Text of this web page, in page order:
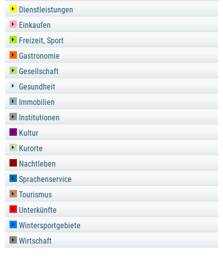
Dienstleistungen
Einkaufen
Freizeit, Sport
Gastronomie
Gesellschaft
Gesundheit
Immobilien
Institutionen
Kultur
Kurorte
Nachtleben
Sprachenservice
Tourismus
Unterkünfte
Wintersportgebiete
Wirtschaft